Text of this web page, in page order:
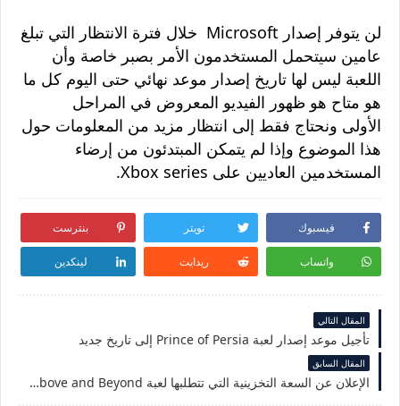
لن يتوفر إصدار Microsoft خلال فترة الانتظار التي تبلغ
عامين سيتحمل المستخدمون الأمر بصبر خاصة وأن
اللعبة ليس لها تاريخ إصدار موعد نهائي حتى اليوم كل ما
هو متاح هو ظهور الفيديو المعروض في المراحل
الأولى ونحتاج فقط إلى انتظار مزيد من المعلومات حول
هذا الموضوع وإذا لم يتمكن المبتدئون من إرضاء
المستخدمين العاديين على Xbox series.
فيسبوك تويتر بنترست
واتساب ريدايت لينكدين
المقال التالي
تأجيل موعد إصدار لعبة Prince of Persia إلى تاريخ جديد
المقال السابق
الإعلان عن السعة التخزينية التي تتطلبها لعبة Medal of Honor Above and Beyond